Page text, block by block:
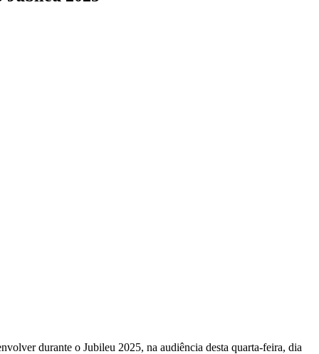
durante o Jubileu 2025, na audiência desta quarta-feira, dia